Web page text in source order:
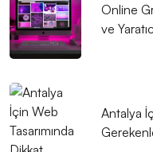
Dünyada Büyütmenin
Akıl Sağlığı Uzmanı
Profesyonel Yapı
Tasarımı: Başarıya
Online
ve
Antalya